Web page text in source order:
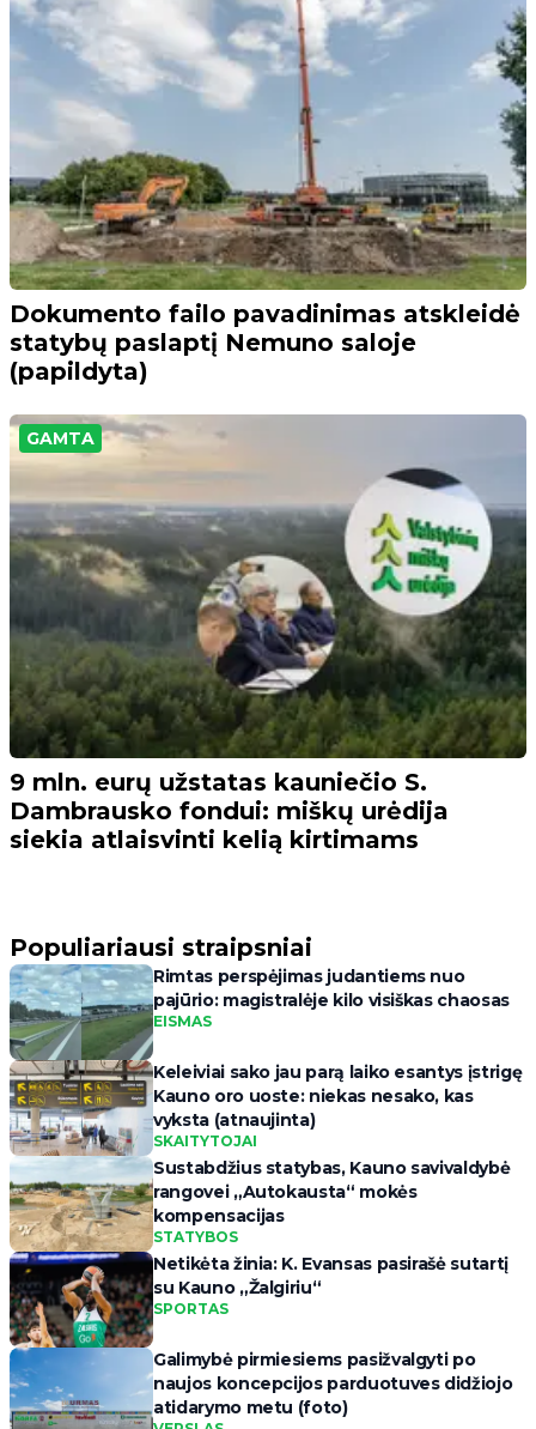
Dokumento failo pavadinimas atskleidė
statybų paslaptį Nemuno saloje
(papildyta)
GAMTA
9 mln. eurų užstatas kauniečio S.
Dambrausko fondui: miškų urėdija
siekia atlaisvinti kelią kirtimams
Populiariausi straipsniai
Rimtas perspėjimas judantiems nuo
pajūrio: magistralėje kilo visiškas chaosas
EISMAS
Keleiviai sako jau parą laiko esantys įstrigę
Kauno oro uoste: niekas nesako, kas
vyksta (atnaujinta)
SKAITYTOJAI
Sustabdžius statybas, Kauno savivaldybė
rangovei „Autokausta“ mokės
kompensacijas
STATYBOS
Netikėta žinia: K. Evansas pasirašė sutartį
su Kauno „Žalgiriu“
SPORTAS
Galimybė pirmiesiems pasižvalgyti po
naujos koncepcijos parduotuves didžiojo
atidarymo metu (foto)